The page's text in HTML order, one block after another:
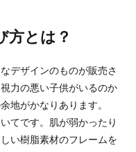
方とは？
デザインのものが販売さ
力の悪い子供がいるのか
地がかなりあります。
てです。肌が弱かったり
い樹脂素材のフレームを